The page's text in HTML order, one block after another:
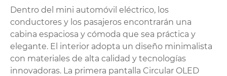
Dentro del mini automóvil eléctrico, los
conductores y los pasajeros encontrarán una
cabina espaciosa y cómoda que sea práctica y
elegante. El interior adopta un diseño minimalista
con materiales de alta calidad y tecnologías
innovadoras. La primera pantalla Circular OLED